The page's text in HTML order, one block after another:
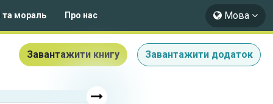
та мораль Про нас Мова
Завантажити книгу Завантажити додаток